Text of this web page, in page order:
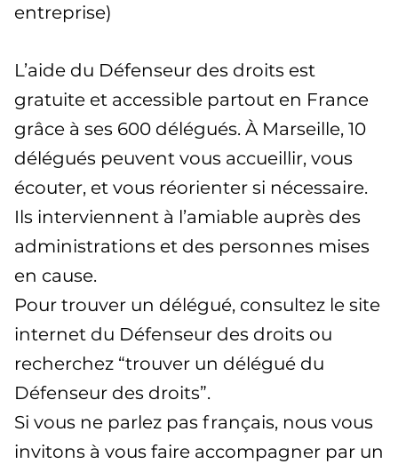
entreprise)
L’aide du Défenseur des droits est
gratuite et accessible partout en France
grâce à ses 600 délégués. À Marseille, 10
délégués peuvent vous accueillir, vous
écouter, et vous réorienter si nécessaire.
Ils interviennent à l’amiable auprès des
administrations et des personnes mises
en cause.
Pour trouver un délégué, consultez le site
internet du Défenseur des droits ou
recherchez “trouver un délégué du
Défenseur des droits”.
Si vous ne parlez pas français, nous vous
invitons à vous faire accompagner par un